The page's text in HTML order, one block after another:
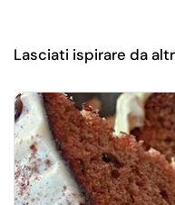
Lasciati ispirare da